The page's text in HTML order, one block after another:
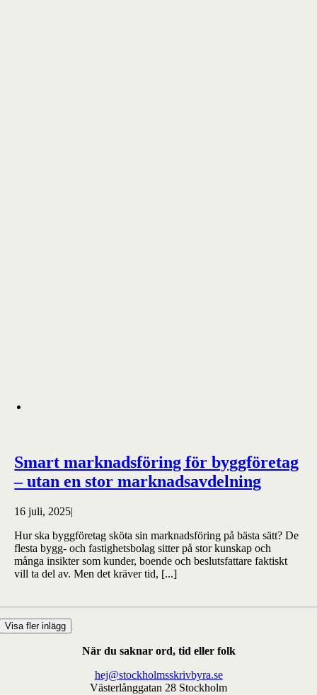
Smart marknadsföring för byggföretag
– utan en stor marknadsavdelning
16 juli, 2025|
Hur ska byggföretag sköta sin marknadsföring på bästa sätt? De
flesta bygg- och fastighetsbolag sitter på stor kunskap och
många insikter som kunder, boende och beslutsfattare faktiskt
vill ta del av. Men det kräver tid, [...]
Visa fler inlägg
När du saknar ord, tid eller folk
hej@stockholmsskrivbyra.se
Västerlånggatan 28 Stockholm